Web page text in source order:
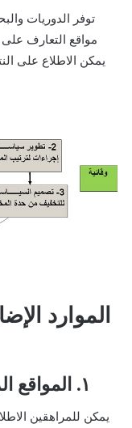
توفر الدوريات
مواقع التعارف
يمكن الاطلاع على
الموارد
١. المواقع الرسمية للتوعية بأمان الإنترنت
يمكن للمراهقين